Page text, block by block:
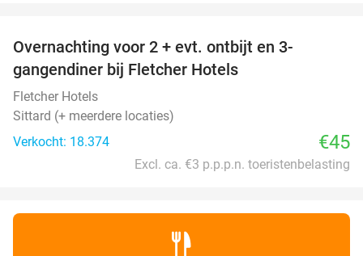
Overnachting voor 2 + evt. ontbijt en 3-
gangendiner bij Fletcher Hotels
Fletcher Hotels
Sittard (+ meerdere locaties)
Verkocht: 18.374
€45
Excl. ca. €3 p.p.p.n. toeristenbelasting